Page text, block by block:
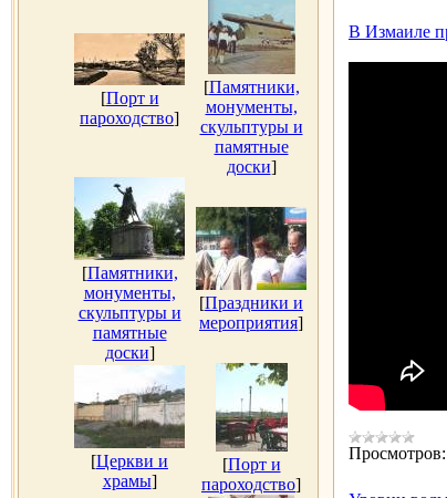
[Порт и
пароходство]
[Памятники,
монументы,
скульптуры и
памятные
доски]
[Памятники,
монументы,
скульптуры и
памятные
доски]
[Праздники и
мероприятия]
[Церкви и
храмы]
[Порт и
пароходство]
В Измаиле
Просмотров: